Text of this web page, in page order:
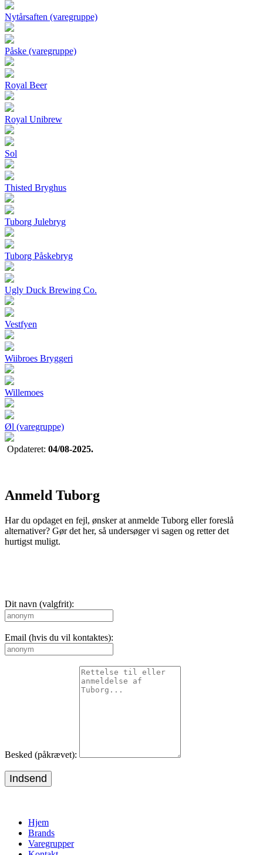
Nytårsaften (varegruppe)
Påske (varegruppe)
Royal Beer
Royal Unibrew
Sol
Thisted Bryghus
Tuborg Julebryg
Tuborg Påskebryg
Ugly Duck Brewing Co.
Vestfyen
Wiibroes Bryggeri
Willemoes
Øl (varegruppe)
Opdateret: 04/08-2025.
Anmeld Tuborg
Har du opdaget en fejl, ønsker at anmelde Tuborg eller foreslå
alternativer? Gør det her, så undersøger vi sagen og retter det
hurtigst muligt.
Dit navn (valgfrit):
Email (hvis du vil kontaktes):
Besked (påkrævet):
Indsend
Hjem
Brands
Varegrupper